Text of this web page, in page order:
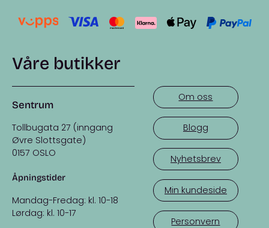
Våre butikker
Sentrum
Tollbugata 27 (inngang
Øvre Slottsgate)
0157 OSLO
Åpningstider
Mandag-Fredag: kl. 10-18
Lørdag: kl. 10-17
Om oss
Blogg
Nyhetsbrev
Min kundeside
Personvern